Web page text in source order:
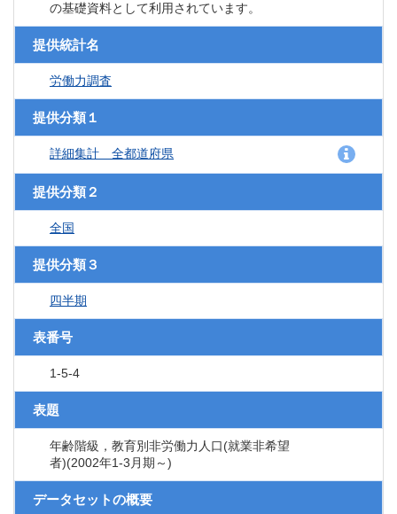
の基礎資料として利用されています。
提供統計名
労働力調査
提供分類１
詳細集計 全都道府県
提供分類２
全国
提供分類３
四半期
表番号
1-5-4
表題
年齢階級，教育別非労働力人口(就業非希望
者)(2002年1-3月期～)
データセットの概要